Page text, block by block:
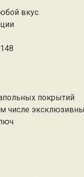
вкус
покрытий
числе